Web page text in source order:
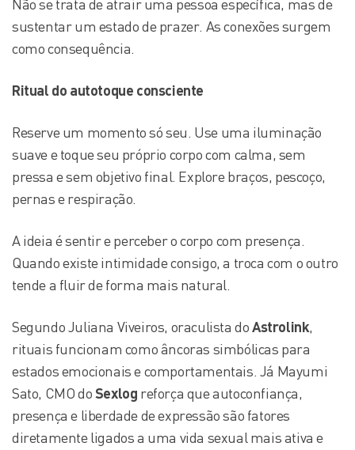
Não se trata de atrair uma pessoa específica, mas de
sustentar um estado de prazer. As conexões surgem
como consequência.
Ritual do autotoque consciente
Reserve um momento só seu. Use uma iluminação
suave e toque seu próprio corpo com calma, sem
pressa e sem objetivo final. Explore braços, pescoço,
pernas e respiração.
A ideia é sentir e perceber o corpo com presença.
Quando existe intimidade consigo, a troca com o outro
tende a fluir de forma mais natural.
Segundo Juliana Viveiros, oraculista doAstrolink,
rituais funcionam como âncoras simbólicas para
estados emocionais e comportamentais. Já Mayumi
Sato, CMO doSexlog reforça que autoconfiança,
presença e liberdade de expressão são fatores
diretamente ligados a uma vida sexual mais ativa e